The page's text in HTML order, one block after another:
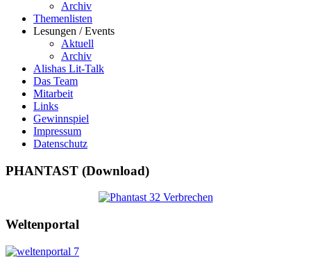
Archiv
Themenlisten
Lesungen / Events
Aktuell
Archiv
Alishas Lit-Talk
Das Team
Mitarbeit
Links
Gewinnspiel
Impressum
Datenschutz
PHANTAST (Download)
Weltenportal